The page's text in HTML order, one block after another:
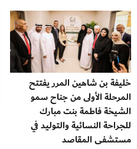
خليفة بن شاهين المرر يفتتح
المرحلة الأولى من جناح سمو
الشيخة فاطمة بنت مبارك
للجراحة النسائية والتوليد في
مستشفى المقاصد